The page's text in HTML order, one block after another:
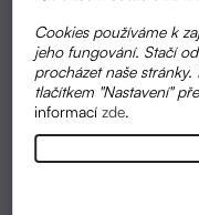
Cookies používáme k
jeho fungování. Stačí
procházet naše
tlačítkem "Nastavení"
informacízde.